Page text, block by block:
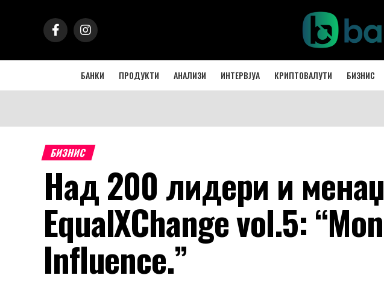
БАНКИ ПРОДУКТИ АНАЛИЗИ ИНТЕРВЈУА КРИПТОВАЛУТИ БИЗНИС
БИЗНИС
Над 200 лидери и
EqualXChange vol.5:
Influence.”